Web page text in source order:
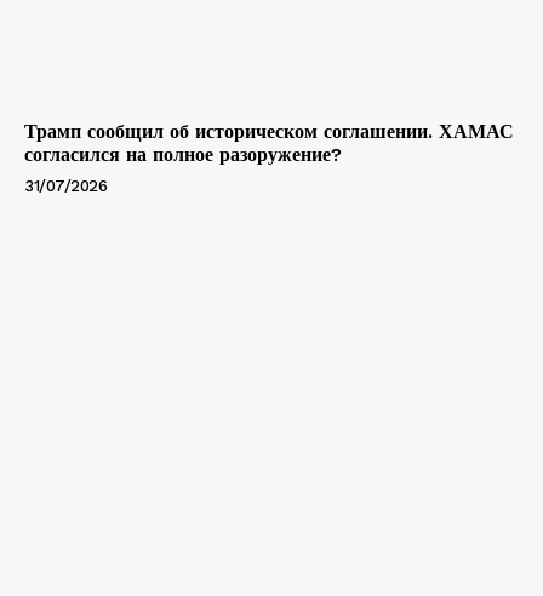
Трамп сообщил об историческом соглашении. ХАМАС
согласился на полное разоружение?
31/07/2026